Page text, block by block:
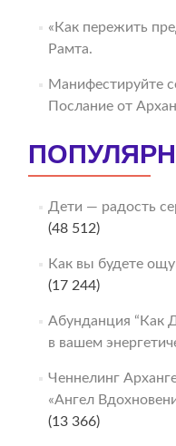
«Как пережить
Рамта.
Манифестируйте
Послание от
Дети — радость
(48 512)
Как вы будете
(17 244)
Абунданция “Как
в вашем
Ченнелинг
«Ангел
(13 366)